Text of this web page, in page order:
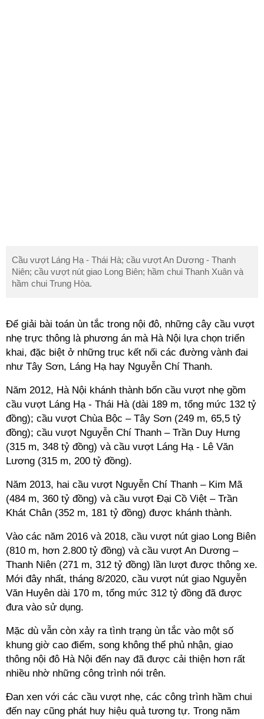
Cầu vượt Láng Hạ - Thái Hà; cầu vượt An Dương - Thanh
Niên; cầu vượt nút giao Long Biên; hầm chui Thanh Xuân và
hầm chui Trung Hòa.
Để giải bài toán ùn tắc trong nội đô, những cây cầu vượt
nhẹ trực thông là phương án mà Hà Nội lựa chọn triển
khai, đặc biệt ở những trục kết nối các đường vành đai
như Tây Sơn, Láng Hạ hay Nguyễn Chí Thanh.
Năm 2012, Hà Nội khánh thành bốn cầu vượt nhẹ gồm
cầu vượt Láng Hạ - Thái Hà (dài 189 m, tổng mức 132 tỷ
đồng); cầu vượt Chùa Bộc – Tây Sơn (249 m, 65,5 tỷ
đồng); cầu vượt Nguyễn Chí Thanh – Trần Duy Hưng
(315 m, 348 tỷ đồng) và cầu vượt Láng Hạ - Lê Văn
Lương (315 m, 200 tỷ đồng).
Năm 2013, hai cầu vượt Nguyễn Chí Thanh – Kim Mã
(484 m, 360 tỷ đồng) và cầu vượt Đại Cồ Việt – Trần
Khát Chân (352 m, 181 tỷ đồng) được khánh thành.
Vào các năm 2016 và 2018, cầu vượt nút giao Long Biên
(810 m, hơn 2.800 tỷ đồng) và cầu vượt An Dương –
Thanh Niên (271 m, 312 tỷ đồng) lần lượt được thông xe.
Mới đây nhất, tháng 8/2020, cầu vượt nút giao Nguyễn
Văn Huyên dài 170 m, tổng mức 312 tỷ đồng đã được
đưa vào sử dụng.
Mặc dù vẫn còn xảy ra tình trạng ùn tắc vào một số
khung giờ cao điểm, song không thể phủ nhận, giao
thông nội đô Hà Nội đến nay đã được cải thiện hơn rất
nhiều nhờ những công trình nói trên.
Đan xen với các cầu vượt nhẹ, các công trình hầm chui
đến nay cũng phát huy hiệu quả tương tự. Trong năm